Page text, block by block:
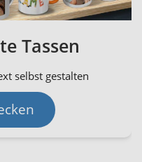
Tassen
selbst gestalten